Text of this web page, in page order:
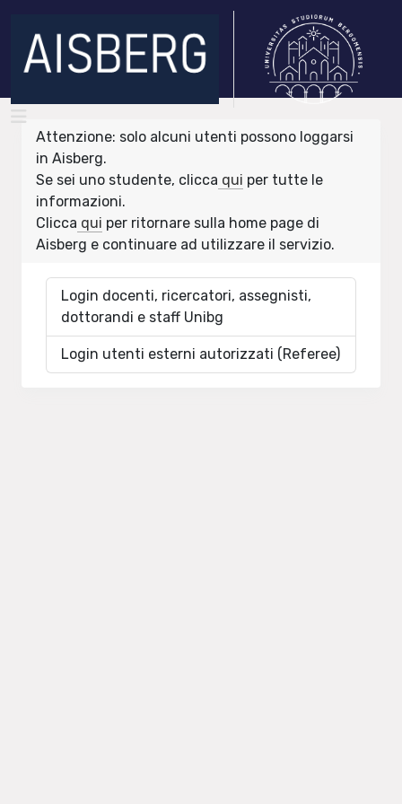
Attenzione: solo alcuni utenti possono loggarsi
in Aisberg.
Se sei uno studente, clicca qui per tutte le
informazioni.
Clicca qui per ritornare sulla home page di
Aisberg e continuare ad utilizzare il servizio.
Login docenti, ricercatori, assegnisti,
dottorandi e staff Unibg
Login utenti esterni autorizzati (Referee)